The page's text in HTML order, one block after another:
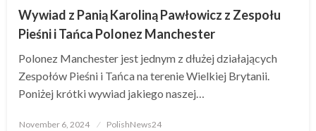
Wywiad z Panią Karoliną Pawłowicz z Zespołu
Pieśni i Tańca Polonez Manchester
Polonez Manchester jest jednym z dłużej działających
Zespołów Pieśni i Tańca na terenie Wielkiej Brytanii.
Poniżej krótki wywiad jakiego naszej…
Posted
November 6, 2024 PolishNews24